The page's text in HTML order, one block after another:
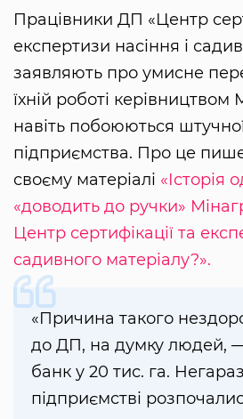
Працівники ДП «Центр
експертизи насіння і
заявляють про умисне
їхній роботі керівництвом
навіть побоюються
підприємства. Про це
своєму матеріалі «Історія
«доводить до ручки»
Центр сертифікації та
садивного матеріалу?».
«Причина такого
до ДП, на думку людей,
банк у 20 тис. га.
підприємстві